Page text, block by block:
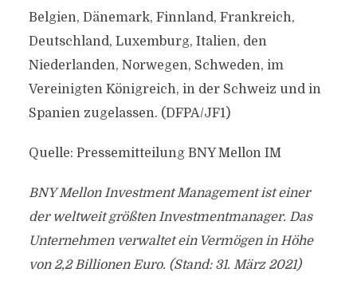
Belgien, Dänemark, Finnland, Frankreich,
Deutschland, Luxemburg, Italien, den
Niederlanden, Norwegen, Schweden, im
Vereinigten Königreich, in der Schweiz und in
Spanien zugelassen. (DFPA/JF1)
Quelle: Pressemitteilung BNY Mellon IM
BNY Mellon Investment Management ist einer
der weltweit größten Investmentmanager. Das
Unternehmen verwaltet ein Vermögen in Höhe
von 2,2 Billionen Euro. (Stand: 31. März 2021)